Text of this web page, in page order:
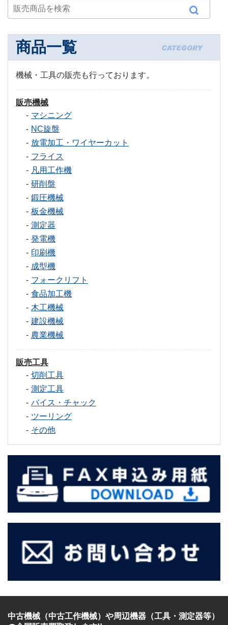
商品一覧
機械・工具の販売も行っております。
販売機械
マシニング
NC旋盤
放電加工・ワイヤーカット
フライス
凡用工作機
研削盤
鍛圧機械
板金機械
測定器
発電機
印刷機
成型機
フォークリフト
食品加工機
木工機械
建設機械
農業機械
販売工具
切削工具
測定工具
バイス・チャック
ツーリング
その他
中古機械（中古工作機械） や周辺機器（工具・測定器等）